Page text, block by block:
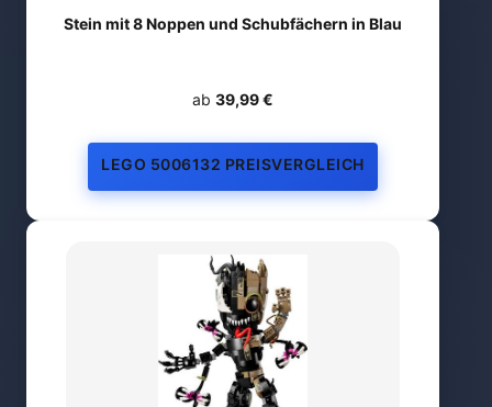
Stein mit 8 Noppen und Schubfächern in Blau
ab 39,99 €
LEGO 5006132 PREISVERGLEICH